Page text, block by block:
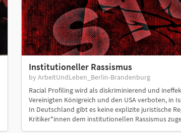
Institutioneller Rassismus
by ArbeitUndLeben_Berlin-Brandenburg
Racial Profiling wird als diskriminierend und
Vereinigten Königreich und den USA verboten, in
In Deutschland gibt es keine explizite juristische
Kritiker*innen dem institutionellen Rassismus